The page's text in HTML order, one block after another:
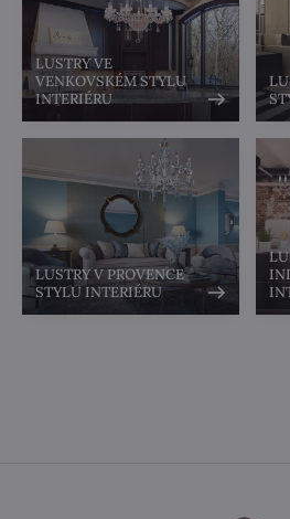
LUSTRY VE
VENKOVSKÉM STYLU
INTERIÉRU
LUSTRY V PROVENCE
STYLU INTERIÉRU